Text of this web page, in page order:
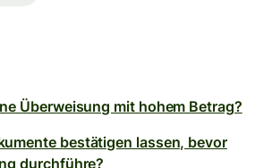
Überweisung mit hohem Betrag?
bestätigen lassen, bevor
durchführe?